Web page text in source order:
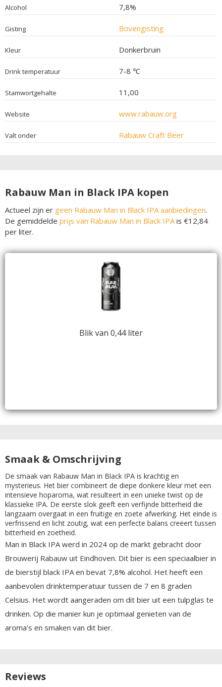
Alcohol 7,8%
Gisting Bovengisting
Kleur Donkerbruin
Drink temperatuur 7-8 ℃
Stamwortgehalte 11,00
Website www.rabauw.org
Valt onder Rabauw Craft Beer
Rabauw Man in Black IPA kopen
Actueel zijn er geen Rabauw Man in Black IPA aanbiedingen.
De gemiddelde prijs van Rabauw Man in Black IPA is €12,84
per liter.
Blik van 0,44 liter
Smaak & Omschrijving
De smaak van Rabauw Man in Black IPA is krachtig en
mysterieus. Het bier combineert de diepe donkere kleur met een
intensieve hoparoma, wat resulteert in een unieke twist op de
klassieke IPA. De eerste slok geeft een verfijnde bitterheid die
langzaam overgaat in een fruitige en zoete afwerking. Het einde is
verfrissend en licht zoutig, wat een perfecte balans creëert tussen
bitterheid en zoetheid.
Man in Black IPA werd in 2024 op de markt gebracht door
Brouwerij Rabauw uit Eindhoven. Dit bier is een speciaalbier in
de bierstijl black IPA en bevat 7,8% alcohol. Het heeft een
aanbevolen drinktemperatuur tussen de 7 en 8 graden
Celsius. Het wordt aangeraden om dit bier uit een tulpglas te
drinken. Op die manier kun je optimaal genieten van de
aroma's en smaken van dit bier.
Reviews